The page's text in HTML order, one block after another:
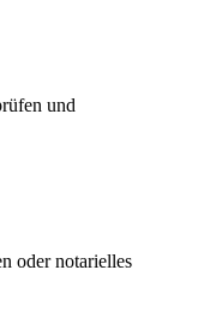
und
oder notarielles